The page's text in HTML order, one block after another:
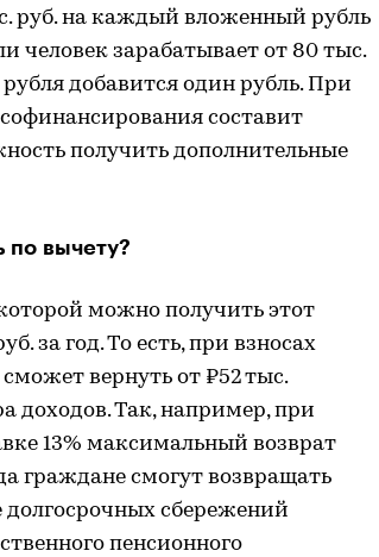
руб. на каждый вложенный рубль
человек зарабатывает от 80 тыс.
добавится один рубль. При
составит
получить дополнительные
по вычету?
можно получить этот
за год. То есть, при взносах
вернуть от ₽52 тыс.
доходов. Так, например, при
13% максимальный возврат
граждане смогут возвращать
долгосрочных сбережений
пенсионного